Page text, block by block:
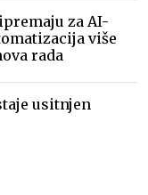
za AI-
više
rada
usitnjen